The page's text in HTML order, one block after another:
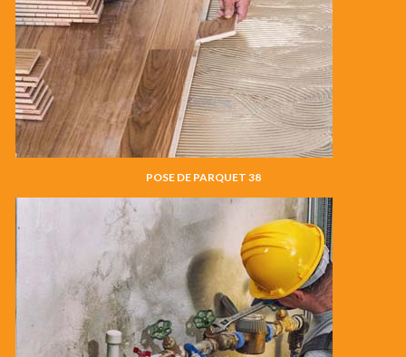
POSE DE PARQUET 38